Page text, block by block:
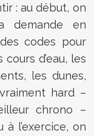
: au début, on
demande en
codes pour
d’eau, les
les dunes,
hard –
chrono –
à l’exercice, on